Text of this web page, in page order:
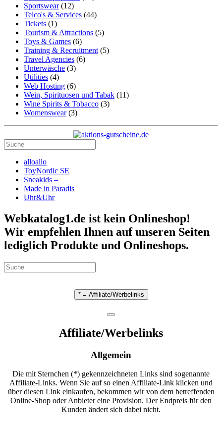
Sportswear(12)
Telco's & Services (44)
Tickets (1)
Tourism & Attractions (5)
Toys & Games (6)
Training & Recruitment (5)
Travel Agencies (6)
Unterwäsche (3)
Utilities (4)
Web Hosting (6)
Wein, Spirituosen und Tabak (11)
Wine Spirits & Tobacco (3)
Womenswear(3)
alloallo
ToyNordic SE
Sneakids –
Made in Paradis
Uhr&Uhr
Webkatalog1.de ist kein Onlineshop!
Wir empfehlen Ihnen auf unseren Seiten
lediglich Produkte und Onlineshops.
* = Affiliate/Werbelinks
Affiliate/Werbelinks
Allgemein
Die mit Sternchen (*) gekennzeichneten Links sind sogenannte
Affiliate-Links. Wenn Sie auf so einen Affiliate-Link klicken und
über diesen Link einkaufen, bekommen wir von dem betreffenden
Online-Shop oder Anbieter eine Provision. Der Endpreis für den
Kunden ändert sich dabei nicht.